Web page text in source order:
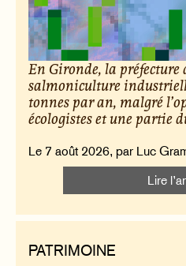
En Gironde, la préfecture
salmoniculture
tonnes par an, malgré
écologistes et une partie
Le 7 août 2026, par Luc
Lire
PATRIMOINE